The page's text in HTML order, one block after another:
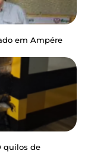
em Ampére
quilos de